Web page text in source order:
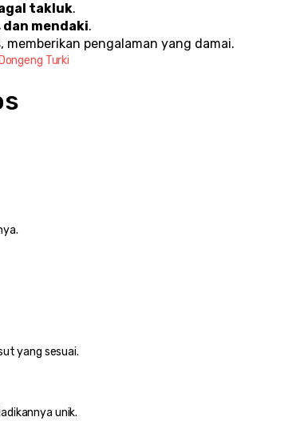
takluk.
dan mendaki.
memberikan pengalaman yang damai.
Turki
yang sesuai.
unik.